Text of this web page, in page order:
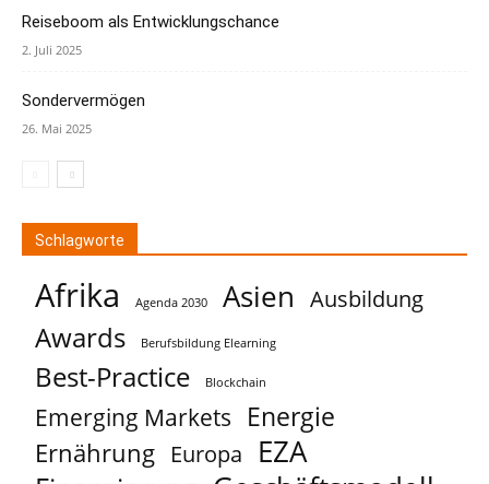
Reiseboom als Entwicklungschance
2. Juli 2025
Sondervermögen
26. Mai 2025
Schlagworte
Afrika Agenda 2030 Asien Ausbildung
Awards Berufsbildung Elearning
Best-Practice Blockchain
Emerging Markets Energie
Ernährung Europa EZA